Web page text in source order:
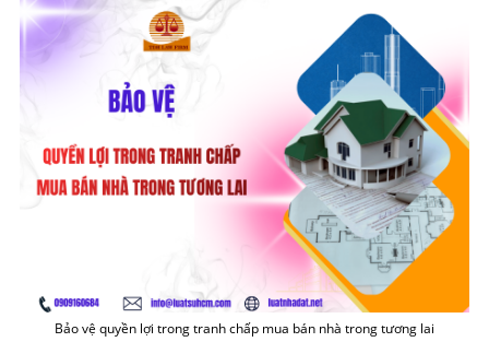
Bảo vệ quyền lợi trong tranh chấp mua bán nhà trong tương lai